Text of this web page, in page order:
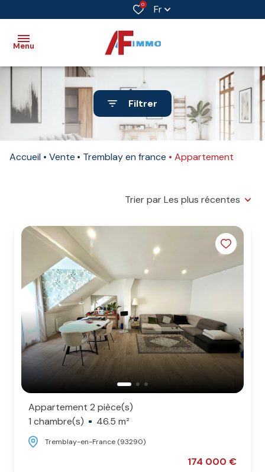
0 Fr
Menu
Accueil
Vente
Immobilier
professionnel
Immobilier
neuf
Estimation
L'agence
Contact
Filtrer
Accueil Vente Tremblay en france Appartement
Trier par Les plus récentes
Appartement 2 pièce(s)
1 chambre(s)
46.5 m²
Tremblay-en-France (93290)
174 000 €